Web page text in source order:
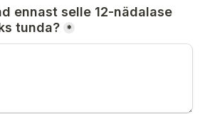
ennast selle 12-nädalase
tunda? *